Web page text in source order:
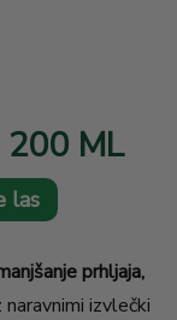
200 ML
las
prhljaja,
izvlečki